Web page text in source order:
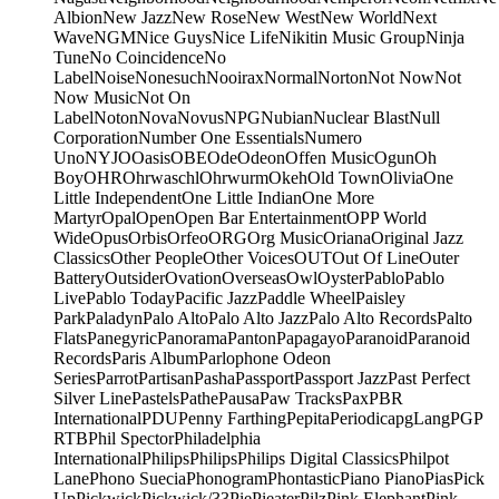
AlbionNew JazzNew RoseNew WestNew WorldNext
WaveNGMNice GuysNice LifeNikitin Music GroupNinja
TuneNo CoincidenceNo
LabelNoiseNonesuchNooiraxNormalNortonNot NowNot
Now MusicNot On
LabelNotonNovaNovusNPGNubianNuclear BlastNull
CorporationNumber One EssentialsNumero
UnoNYJOOasisOBEOdeOdeonOffen MusicOgunOh
BoyOHROhrwaschlOhrwurmOkehOld TownOliviaOne
Little IndependentOne Little IndianOne More
MartyrOpalOpenOpen Bar EntertainmentOPP World
WideOpusOrbisOrfeoORGOrg MusicOrianaOriginal Jazz
ClassicsOther PeopleOther VoicesOUTOut Of LineOuter
BatteryOutsiderOvationOverseasOwlOysterPabloPablo
LivePablo TodayPacific JazzPaddle WheelPaisley
ParkPaladynPalo AltoPalo Alto JazzPalo Alto RecordsPalto
FlatsPanegyricPanoramaPantonPapagayoParanoidParanoid
RecordsParis AlbumParlophone Odeon
SeriesParrotPartisanPashaPassportPassport JazzPast Perfect
Silver LinePastelsPathePausaPaw TracksPaxPBR
InternationalPDUPenny FarthingPepitaPeriodicapgLangPGP
RTBPhil SpectorPhiladelphia
InternationalPhilipsPhilipsPhilips Digital ClassicsPhilpot
LanePhono SueciaPhonogramPhontasticPiano PianoPiasPick